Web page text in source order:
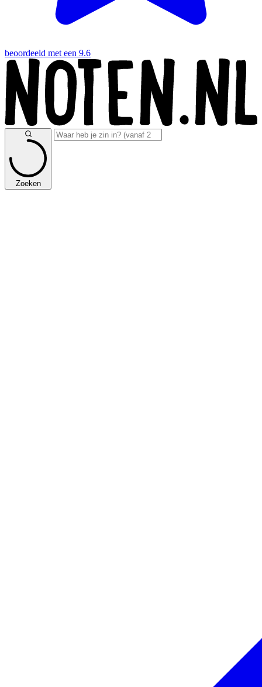
beoordeeld met een 9.6
Zoeken